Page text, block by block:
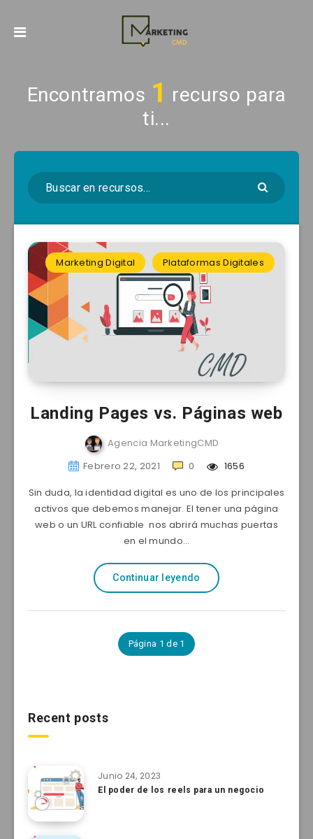
Encontramos 1 recurso para
ti...
Marketing Digital Plataformas Digitales
Landing Pages vs. Páginas web
Agencia MarketingCMD
Febrero 22, 2021
0
1656
Sin duda, la identidad digital es uno de los principales
activos que debemos manejar. El tener una página
web o un URL confiable nos abrirá muchas puertas
en el mundo…
Continuar leyendo
Página 1 de 1
Recent posts
Junio 24, 2023
El poder de los reels para un negocio